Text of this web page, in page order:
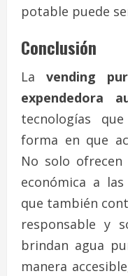
potable puede
Conclusión
Lavending
expendedora
tecnologías
forma en que
No solo
económica a
que también
responsable y
brindan agua
manera